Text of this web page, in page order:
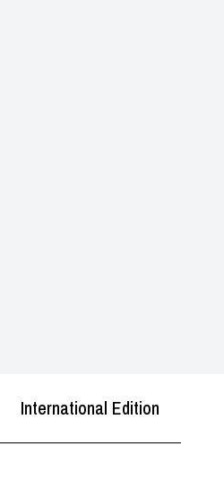
International Edition